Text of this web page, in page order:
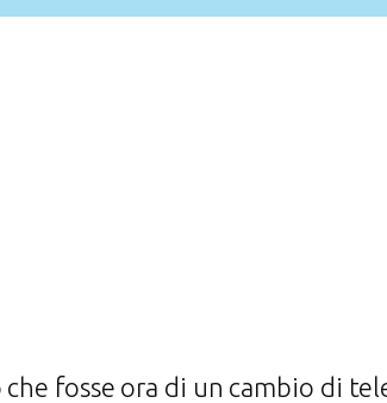
fosse ora di un cambio di